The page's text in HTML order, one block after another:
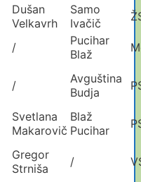
Dušan
Velkavrh
Samo
Ivačič
/
Pucihar
Blaž
/
Avguština
Budja
Svetlana
Makarovič
Blaž
Pucihar
Gregor
Strniša
/